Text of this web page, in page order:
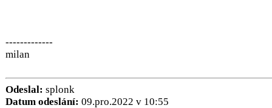
-------------
milan
Odeslal: splonk
Datum odeslání: 09.pro.2022 v 10:55